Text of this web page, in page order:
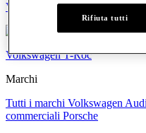
Volkswagen ID. Cross
Volkswagen T-Roc
Marchi
Tutti i marchi Volkswagen Audi
commerciali Porsche
Rifiuta tutti